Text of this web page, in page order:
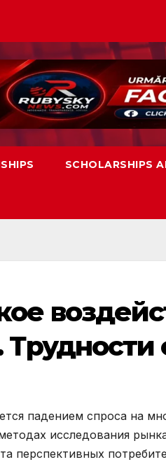
SCHOLARSHIPS
падением спроса на
исследования
перспективных